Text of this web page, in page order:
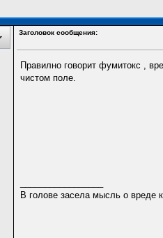
Заголовок сообщения:
Правилно говорит фумитокс ,
чистом поле.
В голове засела мысль о вреде